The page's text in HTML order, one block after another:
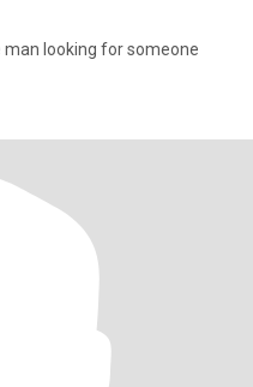
man looking for someone